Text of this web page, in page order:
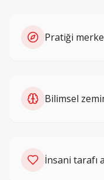
Pratiği
Bilimsel
İnsani tarafı